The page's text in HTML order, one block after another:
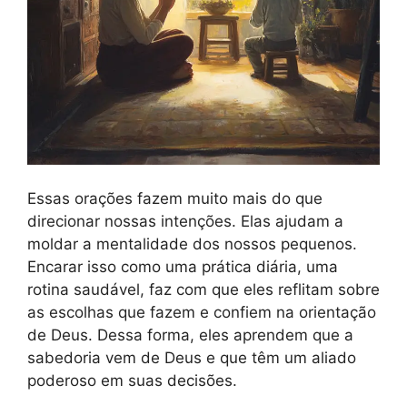
Essas orações fazem muito mais do que
direcionar nossas intenções. Elas ajudam a
moldar a mentalidade dos nossos pequenos.
Encarar isso como uma prática diária, uma
rotina saudável, faz com que eles reflitam sobre
as escolhas que fazem e confiem na orientação
de Deus. Dessa forma, eles aprendem que a
sabedoria vem de Deus e que têm um aliado
poderoso em suas decisões.